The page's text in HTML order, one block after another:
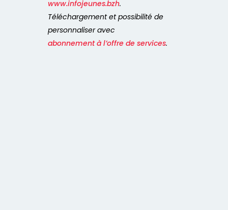
www.infojeunes.bzh.
Téléchargement et possibilité de
personnaliser avec
abonnement à l’offre de services.